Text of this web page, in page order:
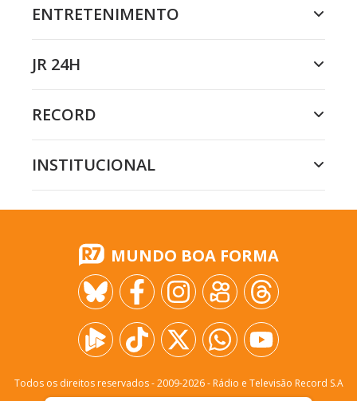
ENTRETENIMENTO
JR 24H
RECORD
INSTITUCIONAL
MUNDO BOA FORMA
Todos os direitos reservados - 2009-2026- Rádio e Televisão Record S.A